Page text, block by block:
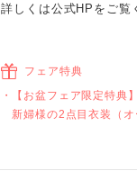
詳しくは公式HPをご覧
フェア特典
【お盆フェア限定特典】
新婦様の2点目衣装（